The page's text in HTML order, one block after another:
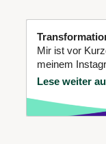
Mir ist vor
meinem
Lese weiter